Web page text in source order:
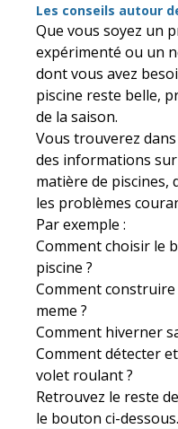
Les conseils autour
Que vous soyez un
expérimenté ou un
dont vous avez
piscine reste belle,
de la saison.
Vous trouverez
des informations
matière de piscines,
les problèmes
Par exemple :
Comment choisir le
piscine ?
Comment
meme ?
Comment hiverner
Comment détecter
volet roulant ?
Retrouvez le reste
le bouton ci-dessous.